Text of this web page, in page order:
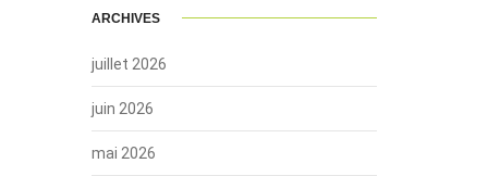
ARCHIVES
juillet 2026
juin 2026
mai 2026